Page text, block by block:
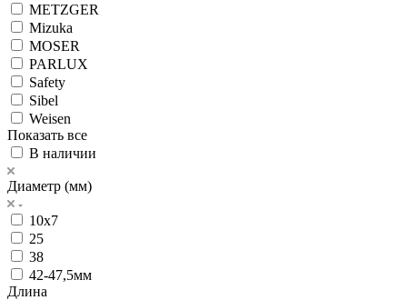
METZGER
Mizuka
MOSER
PARLUX
Safety
Sibel
Weisen
Показать все
В наличии
Диаметр (мм)
10х7
25
38
42-47,5мм
Длина